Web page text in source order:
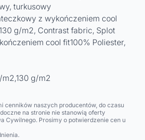
turkusowy
z wykończeniem cool
g/m2, Contrast fabric, Splot
cool fit100% Poliester,
m2,130 g/m2
cenników naszych producentów, do czasu
na stronie nie stanowią oferty
Cywilnego. Prosimy o potwierdzenie cen u